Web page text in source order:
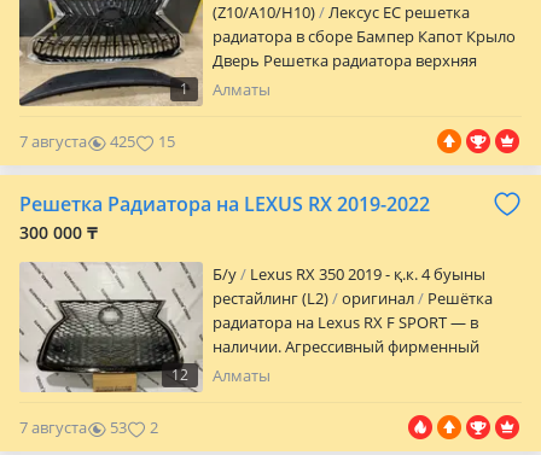
1
(Z10/A10/H10)
Лексус ЕС решетка
радиатора в сборе Бампер Капот Крыло
Дверь Решетка радиатора верхняя
Решетка нижняя в бампер Порог
Подкрылок подкрылки Заглушка
Телевизор Усилитель Абсорбер
Радиаторы Катафот Омыватель Оправа
туманки Накладка бампера Накладка
Кобра Бачок омывателя Сабля Airbag
Ланжэрон Склад автозапчастей на
Toyota Lexus, Все в наличии цены
уточняйте по телефону, доставка по
всему Казахстану.
Алматы
7 августа 425 15
Решетка Радиатора на LEXUS RX 2019-2022
300 000 ₸
12
Б/y
Lexus RX 350 2019 - қ.к. 4 буыны
рестайлинг (L2)
оригинал
Решётка
радиатора на Lexus RX F SPORT — в
наличии. Агрессивный фирменный
дизайн F SPORT подчёркивает
меняет вид передней части.
Совместимость: Lexus RX F SPORT
Алматы
7 августа 53 2